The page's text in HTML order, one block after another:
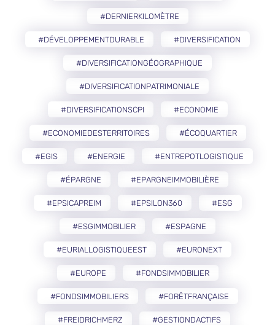
#DERNIERKILOMÈTRE
#DÉVELOPPEMENTDURABLE #DIVERSIFICATION
#DIVERSIFICATIONGÉOGRAPHIQUE
#DIVERSIFICATIONPATRIMONIALE
#DIVERSIFICATIONSCPI #ECONOMIE
#ECONOMIEDESTERRITOIRES #ÉCOQUARTIER
#EGIS #ENERGIE #ENTREPOTLOGISTIQUE
#ÉPARGNE #EPARGNEIMMOBILIÈRE
#EPSICAPREIM #EPSILON360 #ESG
#ESGIMMOBILIER #ESPAGNE
#EURIALLOGISTIQUEEST #EURONEXT
#EUROPE #FONDSIMMOBILIER
#FONDSIMMOBILIERS #FORÊTFRANÇAISE
#FREIDRICHMERZ #GESTIONDACTIFS